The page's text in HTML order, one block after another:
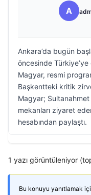
A
Ankara’da bugün
öncesinde
Magyar, resmi
Başkentteki kritik
Magyar;
mekanları ziyaret
hesabından paylaştı.
1 yazı görüntüleniyor
Bu konuyu yanıtlamak